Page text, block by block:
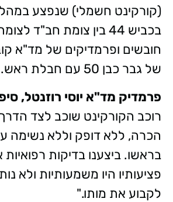
(קורקינט חשמלי) שנפצע
בכביש 44 בין צומת חב"ד
חובשים ופרמדיקים של מד"א
של גבר כבן 50 עם חבלת ראש.
פרמדיק מד"א יוסי רוזנטל,
רוכב הקורקינט שוכב לצד
הכרה, ללא דופק וללא
בראשו. ביצענו בדיקות
פציעותיו היו משמעותיות ולא
לקבוע את מותו."